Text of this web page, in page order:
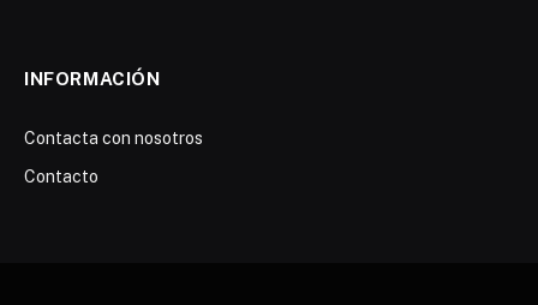
INFORMACIÓN
Contacta con nosotros
Contacto